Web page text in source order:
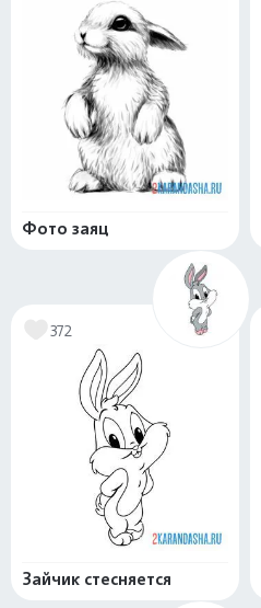
Фото заяц
372
Зайчик стесняется